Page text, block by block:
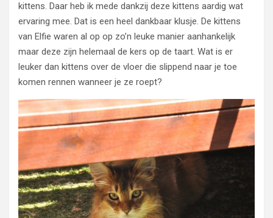
kittens. Daar heb ik mede dankzij deze kittens aardig wat
ervaring mee. Dat is een heel dankbaar klusje. De kittens
van Elfie waren al op op zo’n leuke manier aanhankelijk
maar deze zijn helemaal de kers op de taart. Wat is er
leuker dan kittens over de vloer die slippend naar je toe
komen rennen wanneer je ze roept?